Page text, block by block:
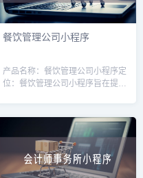
餐饮管理公司小程序
产品名称：餐饮管理公司小程序定
位：餐饮管理公司小程序旨在提供
铺。通过该小程序，管理公司可以